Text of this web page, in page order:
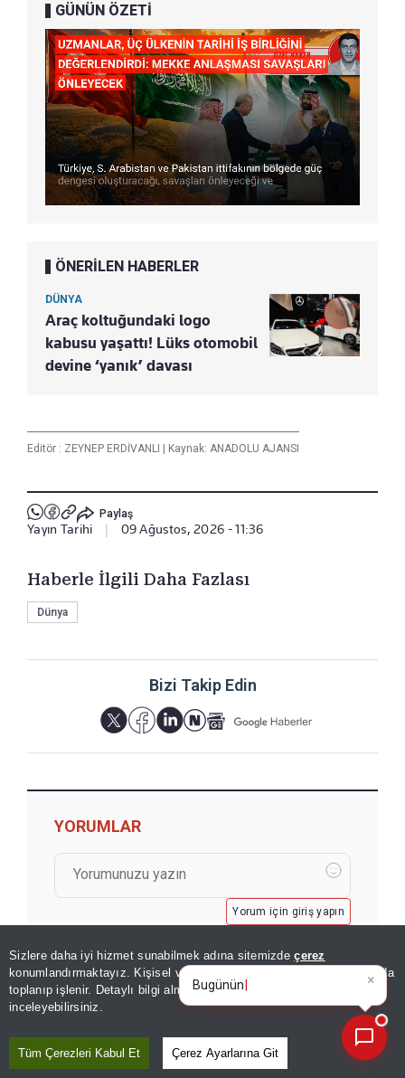
Sizlere daha iyi hizmet sunabilmek adına sitemizdeçerez
konumlandırmaktayız. Kişisel verileriniz, KVKK ve GDPR kapsamında
toplanıp işlenir. Detaylı bilgi almak içinAydınlatma Metnimizi
inceleyebilirsiniz.
Tüm Çerezleri Kabul Et Çerez Ayarlarına Git
GÜNÜN ÖZETİ
ÖNERİLEN HABERLER
DÜNYA
Araç koltuğundaki logo
kabusu yaşattı! Lüks otomobil
devine ‘yanık’ davası
Editör : ZEYNEP ERDİVANLI Kaynak: ANADOLU AJANSI
Paylaş
Yayın Tarihi 09 Ağustos, 2026 - 11:36
Haberle İlgili Daha Fazlası
Dünya
Bizi Takip Edin
YORUMLAR
Yorum için giriş yapın
GÖZDEN KAÇMASIN
×
Bugünün öne çıkan manşetleri
ve gelişmeleri neler?